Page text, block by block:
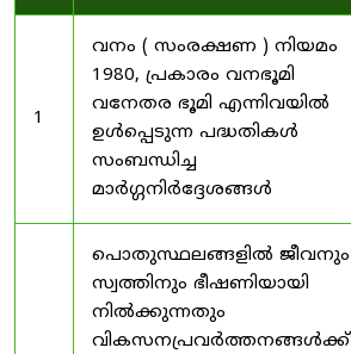
1
വനം ( സംരക്ഷണ ) നിയമം
1980, പ്രകാരം വനഭൂമി
വനേതര ഭൂമി എന്നിവയിൽ
ഉൾപ്പെടുന്ന പദ്ധതികൾ
സംബന്ധിച്ച
മാർഗ്ഗനിർദ്ദേശങ്ങൾ
പൊതുസ്ഥലങ്ങളിൽ ജീവനും
സ്വത്തിനും ഭീഷണിയായി
നിൽക്കുന്നതും
വികസനപ്രവർത്തനങ്ങൾക്ക്